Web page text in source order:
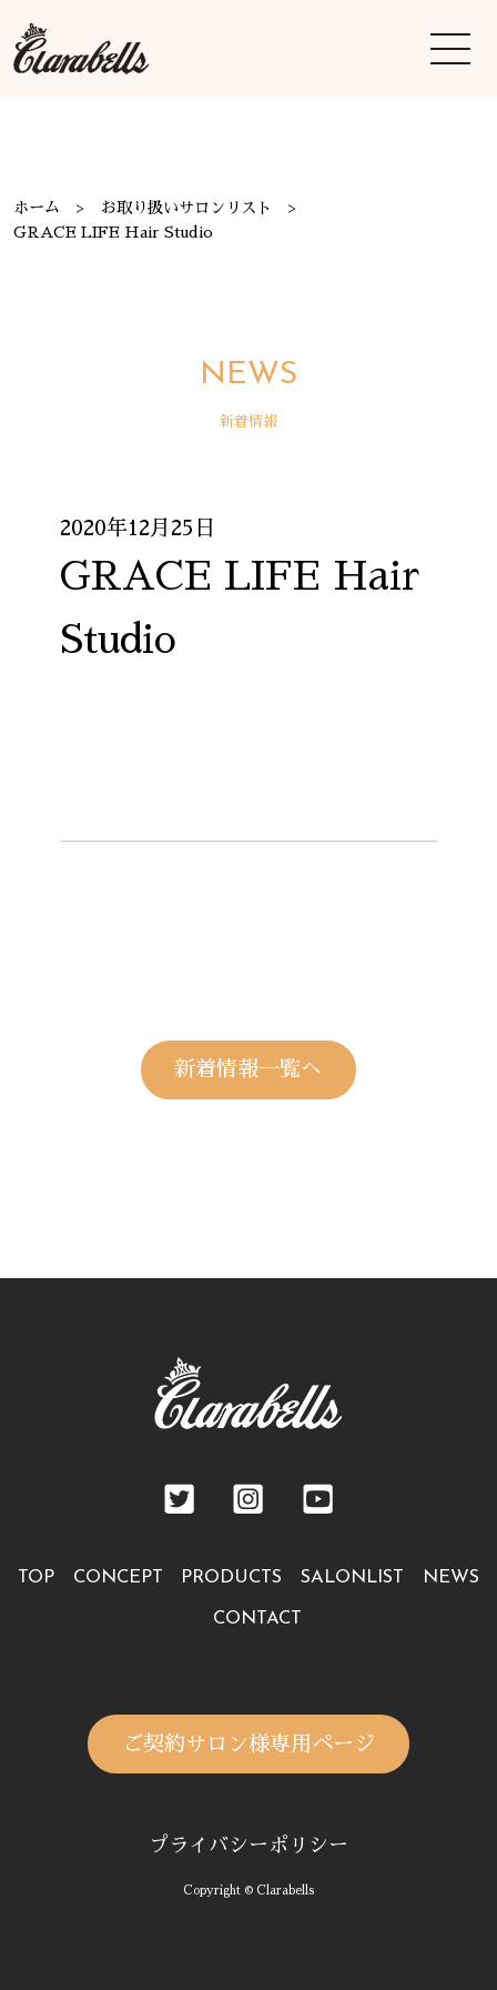
ホーム
お取り扱いサロンリスト
GRACE LIFE Hair Studio
NEWS
新着情報
2020年12月25日
GRACE LIFE Hair
Studio
新着情報一覧へ
TOP CONCEPT PRODUCTS SALONLIST NEWS
CONTACT
ご契約サロン様専用ページ
プライバシーポリシー
Copyright © Clarabells